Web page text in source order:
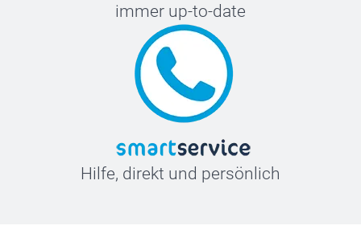
immer up-to-date
Hilfe, direkt und persönlich